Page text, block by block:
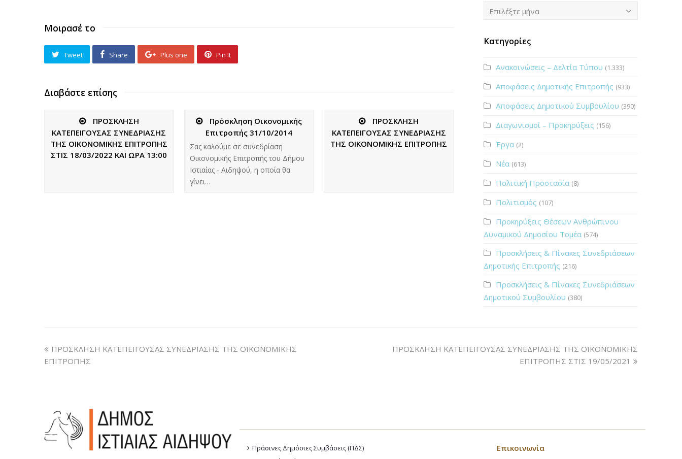
Μοιρασέ το
Tweet Share Plus one Pin It
Διαβάστε επίσης
ΠΡΟΣΚΛΗΣΗ
ΚΑΤΕΠΕΙΓΟΥΣΑΣ ΣΥΝΕΔΡΙΑΣΗΣ
ΤΗΣ ΟΙΚΟΝΟΜΙΚΗΣ ΕΠΙΤΡΟΠΗΣ
ΣΤΙΣ 18/03/2022 ΚΑΙ ΩΡΑ 13:00
Πρόσκληση Οικονομικής
Επιτροπής 31/10/2014
Σας καλούμε σε συνεδρίαση
Οικονομικής Επιτροπής του Δήμου
Ιστιαίας - Αιδηψού, η οποία θα
γίνει…
ΠΡΟΣΚΛΗΣΗ
ΚΑΤΕΠΕΙΓΟΥΣΑΣ ΣΥΝΕΔΡΙΑΣΗΣ
ΤΗΣ ΟΙΚΟΝΟΜΙΚΗΣ ΕΠΙΤΡΟΠΗΣ
Ιστορικό
Επιλέξτε μήνα
Κατηγορίες
Ανακοινώσεις – Δελτία Τύπου (1.333)
Αποφάσεις Δημοτικής Επιτροπής (933)
Αποφάσεις Δημοτικού Συμβουλίου (390)
Διαγωνισμοί – Προκηρύξεις (156)
Έργα (2)
Νέα (613)
Πολιτική Προστασία (8)
Πολιτισμός (107)
Προκηρύξεις Θέσεων Ανθρώπινου
Δυναμικού Δημοσίου Τομέα (574)
Προσκλήσεις & Πίνακες Συνεδριάσεων
Δημοτικής Επιτροπής (216)
Προσκλήσεις & Πίνακες Συνεδριάσεων
Δημοτικού Συμβουλίου (380)
ΠΡΟΣΚΛΗΣΗ ΚΑΤΕΠΕΙΓΟΥΣΑΣ ΣΥΝΕΔΡΙΑΣΗΣ ΤΗΣ ΟΙΚΟΝΟΜΙΚΗΣ
ΕΠΙΤΡΟΠΗΣ
ΠΡΟΣΚΛΗΣΗ ΚΑΤΕΠΕΙΓΟΥΣΑΣ ΣΥΝΕΔΡΙΑΣΗΣ ΤΗΣ ΟΙΚΟΝΟΜΙΚΗΣ
ΕΠΙΤΡΟΠΗΣ ΣΤΙΣ 19/05/2021
Πράσινες Δημόσιες Συμβάσεις (ΠΔΣ)
Επικοινωνία